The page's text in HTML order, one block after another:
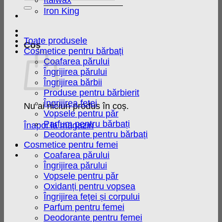
după:
Coș
Nu ai niciun produs în coș.
Înapoi la magazin
Iron King
Toate produsele
Cosmetice pentru bărbați
Coafarea părului
Îngrijirea părului
Îngrijirea bărbii
Produse pentru bărbierit
Îngrijirea feței
Vopsele pentru păr
Parfum pentru bărbați
Deodorante pentru bărbați
Cosmetice pentru femei
Coafarea părului
Îngrijirea părului
Vopsele pentru păr
Oxidanți pentru vopsea
Îngrijirea feței și corpului
Parfum pentru femei
Deodorante pentru femei